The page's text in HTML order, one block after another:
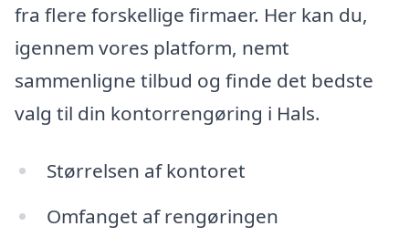
fra flere forskellige firmaer. Her kan du,
igennem vores platform, nemt
sammenligne tilbud og finde det bedste
valg til din kontorrengøring i Hals.
Størrelsen af kontoret
Omfanget af rengøringen